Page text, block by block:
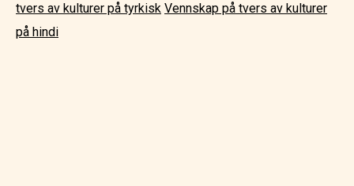
tvers av kulturer på tyrkisk Vennskap på tvers av kulturer
på hindi